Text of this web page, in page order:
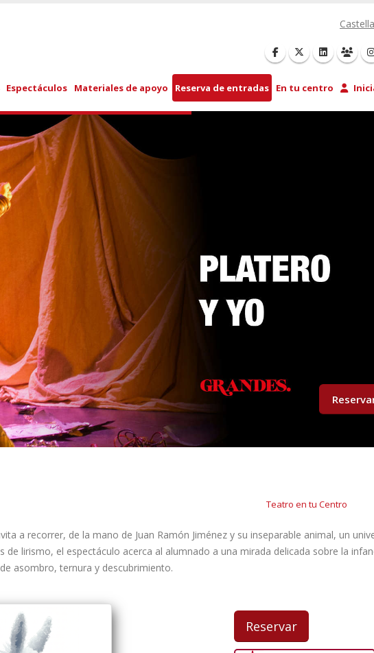
Espectáculos Materiales de apoyo Reserva de entradas En tu centro
Teatro en tu Centro
a recorrer, de la mano de Juan Ramón Jiménez y su inseparable animal, un
de lirismo, el espectáculo acerca al alumnado a una mirada delicada sobre la
asombro, ternura y descubrimiento.
Reservar